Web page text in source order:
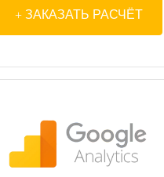
ЗАКАЗАТЬ РАСЧЁТ